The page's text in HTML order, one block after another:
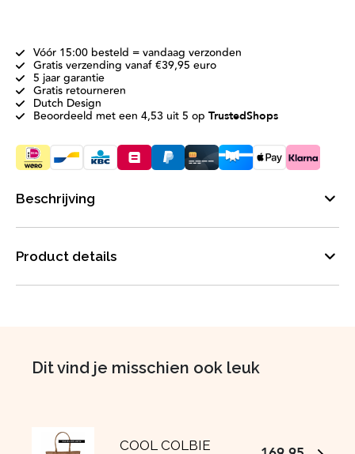
Vóór 15:00 besteld = vandaag verzonden
Gratis verzending vanaf €39,95 euro
5 jaar garantie
Gratis retourneren
Dutch Design
Beoordeeld met een 4,53 uit 5 op TrustedShops
Beschrijving
Product details
Dit vind je misschien ook leuk
COOL COLBIE